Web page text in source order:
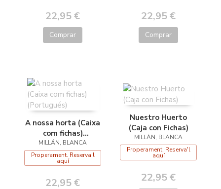
22,95 €
Comprar
22,95 €
Comprar
A nossa horta (Caixa
com fichas)
(Portugués)
MILLÁN, BLANCA
Properament. Reserva'l
aquí
22,95 €
Nuestro Huerto
(Caja con Fichas)
MILLÁN, BLANCA
Properament. Reserva'l
aquí
22,95 €